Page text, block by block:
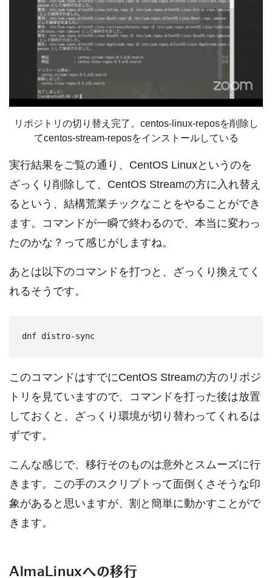
リポジトリの切り替え完了。centos-linux-reposを削除し
てcentos-stream-reposをインストールしている
実行結果をご覧の通り、CentOS Linuxというのを
ざっくり削除して、CentOS Streamの方に入れ替え
るという、結構荒業チックなことをやることができ
ます。コマンドが一瞬で終わるので、本当に変わっ
たのかな？って感じがしますね。
あとは以下のコマンドを打つと、ざっくり換えてく
れるそうです。
このコマンドはすでにCentOS Streamの方のリポジ
トリを見ていますので、コマンドを打った後は放置
しておくと、ざっくり環境が切り替わってくれるは
ずです。
こんな感じで、移行そのものは意外とスムーズに行
きます。この手のスクリプトって面倒くさそうな印
象があると思いますが、割と簡単に動かすことがで
きます。
AlmaLinuxへの移行